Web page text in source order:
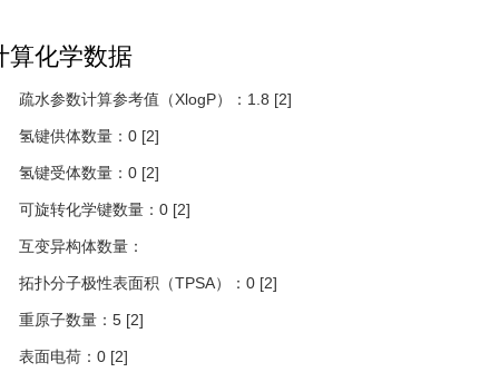
算化学数据
疏水参数计算参考值（XlogP）：1.8 [2]
氢键供体数量：0[2]
氢键受体数量：0[2]
可旋转化学键数量：0[2]
互变异构体数量：
拓扑分子极性表面积（TPSA）：0[2]
重原子数量：5[2]
表面电荷：0[2]